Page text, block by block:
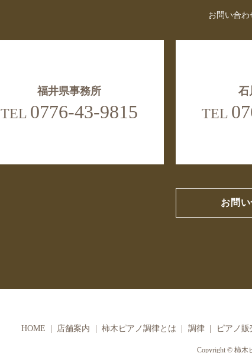
お問い合
福井県事務所
TEL 0776-43-9815
石
TEL
お問
HOME 店舗案内 柿木ピアノ調律とは 調律 ピアノ販
Copyright © 柿木